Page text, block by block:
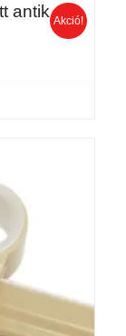
antik Akció!